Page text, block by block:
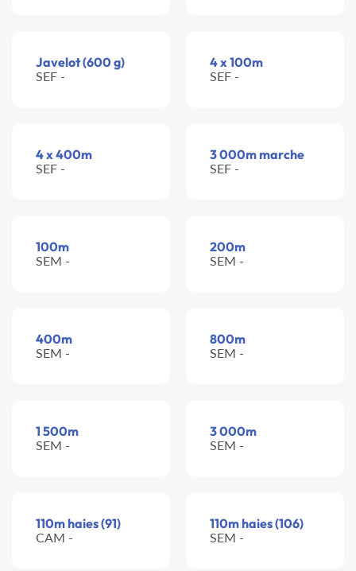
Javelot (600 g)
SEF -
4 x 100m
SEF -
4 x 400m
SEF -
3 000m marche
SEF -
100m
SEM -
200m
SEM -
400m
SEM -
800m
SEM -
1 500m
SEM -
3 000m
SEM -
110m haies (91)
CAM -
110m haies (106)
SEM -